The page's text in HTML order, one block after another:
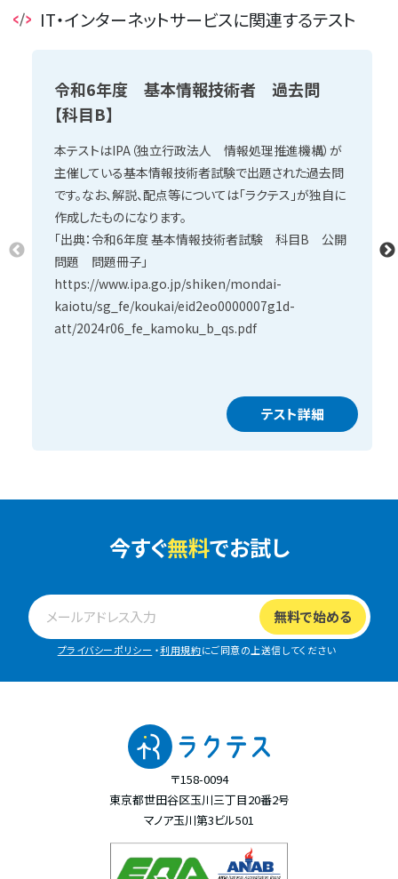
IT・インターネットサービスに関連するテスト
令和6年度 基本情報技術者 過去問
【科目B】
本テストはIPA（独立行政法人 情報処理推進機構）が
主催している基本情報技術者試験で出題された過去問
です。なお、解説、配点等については「ラクテス」が独自に
作成したものになります。
「出典：令和6年度 基本情報技術者試験 科目B 公開
問題 問題冊子」
https://www.ipa.go.jp/shiken/mondai-
kaiotu/sg_fe/koukai/eid2eo0000007g1d-
att/2024r06_fe_kamoku_b_qs.pdf
テスト詳細
今すぐ無料でお試し
プライバシーポリシー ・利用規約にご同意の上送信してください
〒158-0094
東京都世田谷区玉川三丁目20番2号
マノア玉川第3ビル501